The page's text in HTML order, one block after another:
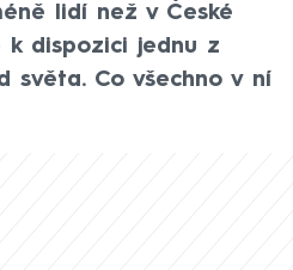
lidí než v České
k dispozici jednu z
světa. Co všechno v ní